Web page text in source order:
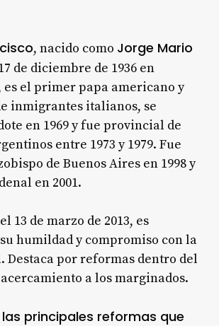
, nacido como Jorge Mario
de diciembre de 1936 en
es el primer papa americano y
inmigrantes italianos, se
en 1969 y fue provincial de
entre 1973 y 1979. Fue
de Buenos Aires en 1998 y
en 2001.
13 de marzo de 2013, es
humildad y compromiso con la
Destaca por reformas dentro del
a los marginados.
principales reformas que